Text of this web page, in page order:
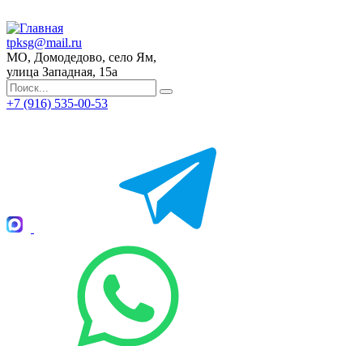
tpksg@mail.ru
МО, Домодедово, село Ям,
улица Западная, 15а
+7 (916) 535-00-53